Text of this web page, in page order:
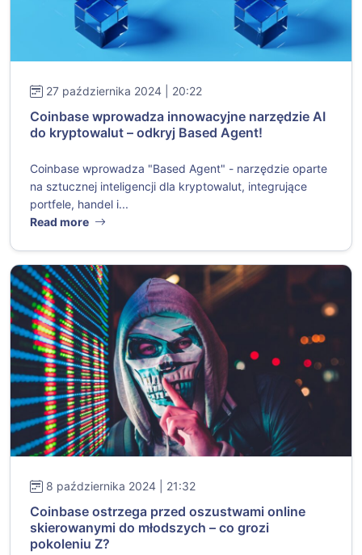
27 października 2024 | 20:22
Coinbase wprowadza innowacyjne narzędzie AI
do kryptowalut – odkryj Based Agent!
Coinbase wprowadza "Based Agent" - narzędzie oparte
na sztucznej inteligencji dla kryptowalut, integrujące
portfele, handel i...
Read more
8 października 2024 | 21:32
Coinbase ostrzega przed oszustwami online
skierowanymi do młodszych – co grozi
pokoleniu Z?